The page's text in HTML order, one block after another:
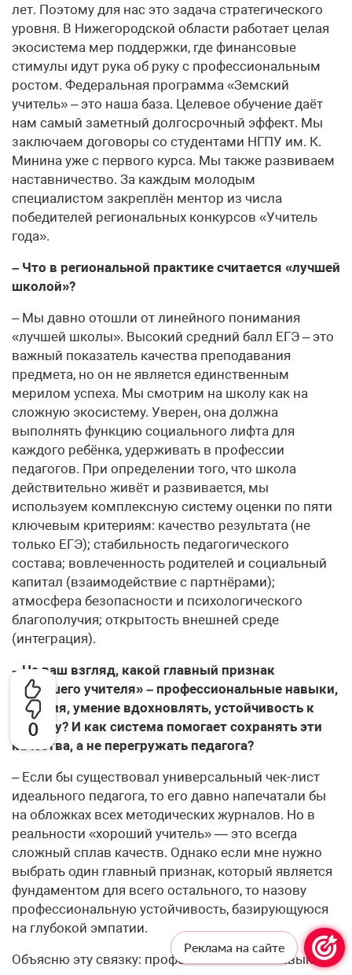
0
лет. Поэтому для нас это задача стратегического
уровня. В Нижегородской области работает целая
экосистема мер поддержки, где финансовые
стимулы идут рука об руку с профессиональным
ростом. Федеральная программа «Земский
учитель» – это наша база. Целевое обучение даёт
нам самый заметный долгосрочный эффект. Мы
заключаем договоры со студентами НГПУ им. К.
Минина уже с первого курса. Мы также развиваем
наставничество. За каждым молодым
специалистом закреплён ментор из числа
победителей региональных конкурсов «Учитель
года».
– Что в региональной практике считается «лучшей
школой»?
– Мы давно отошли от линейного понимания
«лучшей школы». Высокий средний балл ЕГЭ – это
важный показатель качества преподавания
предмета, но он не является единственным
мерилом успеха. Мы смотрим на школу как на
сложную экосистему. Уверен, она должна
выполнять функцию социального лифта для
каждого ребёнка, удерживать в профессии
педагогов. При определении того, что школа
действительно живёт и развивается, мы
используем комплексную систему оценки по пяти
ключевым критериям: качество результата (не
только ЕГЭ); стабильность педагогического
состава; вовлеченность родителей и социальный
капитал (взаимодействие с партнёрами);
атмосфера безопасности и психологического
благополучия; открытость внешней среде
(интеграция).
– На ваш взгляд, какой главный признак
«хорошего учителя» – профессиональные навыки,
эмпатия, умение вдохновлять, устойчивость к
стрессу? И как система помогает сохранять эти
качества, а не перегружать педагога?
– Если бы существовал универсальный чек-лист
идеального педагога, то его давно напечатали бы
на обложках всех методических журналов. Но в
реальности «хороший учитель» — это всегда
сложный сплав качеств. Однако если мне нужно
выбрать один главный признак, который является
фундаментом для всего остального, то назову
профессиональную устойчивость, базирующуюся
на глубокой эмпатии.
Объясню эту связку: профессиональные навыки
Реклама на сайте